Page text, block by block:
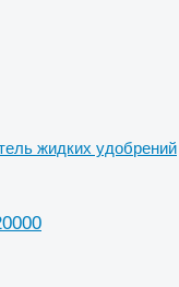
жидких удобрений